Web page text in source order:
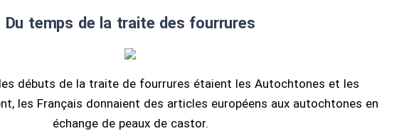
Du temps de la traite des fourrures
débuts de la traite de fourrures étaient les Autochtones et les
les Français donnaient des articles européens aux autochtones en
échange de peaux de castor.